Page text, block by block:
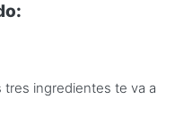
tres ingredientes te va a